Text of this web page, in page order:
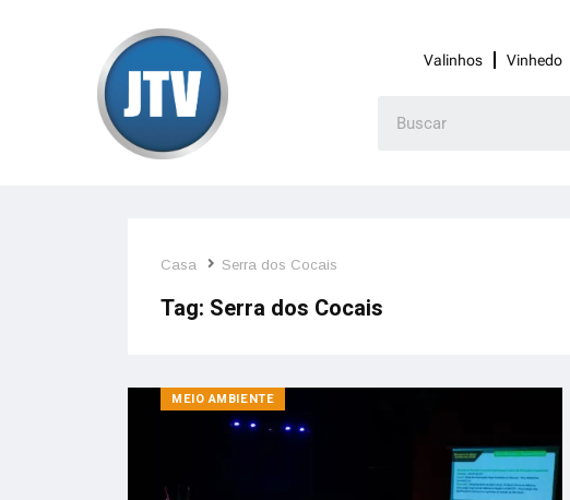
Valinhos Vinhedo
Casa Serra dos Cocais
Tag: Serra dos Cocais
MEIO AMBIENTE